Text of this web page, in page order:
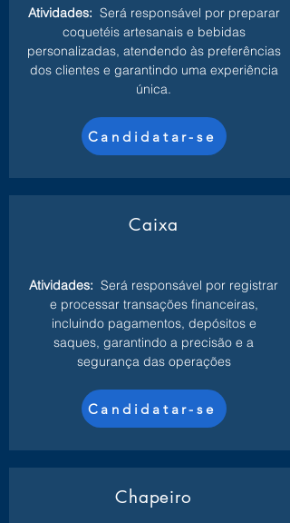
Atividades: Será responsável por preparar
coquetéis artesanais e bebidas
personalizadas, atendendo às preferências
dos clientes e garantindo uma experiência
única.
Candidatar-se
Caixa
Atividades: Será responsável por registrar
e processar transações financeiras,
incluindo pagamentos, depósitos e
saques, garantindo a precisão e a
segurança das operações
Candidatar-se
Chapeiro